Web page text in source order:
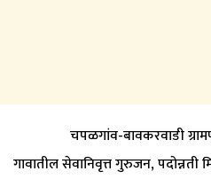
चपळगांव-बावकरवाडी
गावातील सेवानिवृत्त गुरुजन,